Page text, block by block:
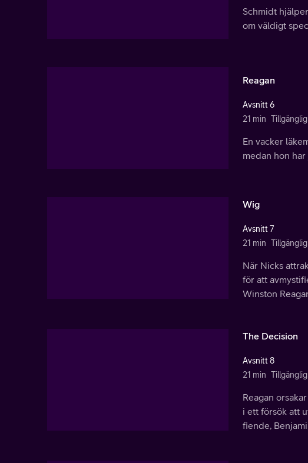
Schmidt
om väldigt
Reagan
Avsnitt 6
21 min
En vacker
medan hon
Wig
Avsnitt 7
21 min
När Nicks
för att
Winston
The Decision
Avsnitt 8
21 min
Reagan
i ett försök att
fiende,